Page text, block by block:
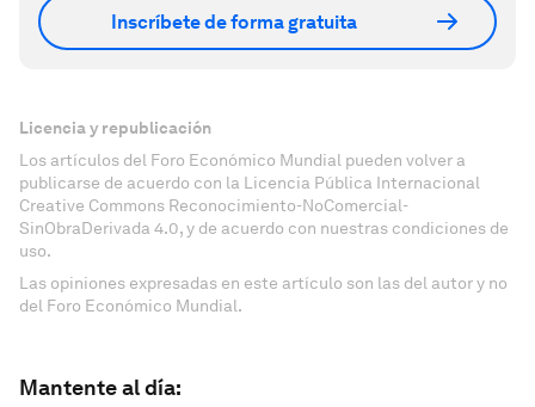
Inscríbete de forma gratuita
Licencia y republicación
Los artículos del Foro Económico Mundial pueden volver a
publicarse de acuerdo con la Licencia Pública Internacional
Creative Commons Reconocimiento-NoComercial-
SinObraDerivada 4.0, y de acuerdo con nuestras condiciones de
uso.
Las opiniones expresadas en este artículo son las del autor y no
del Foro Económico Mundial.
Mantente al día: